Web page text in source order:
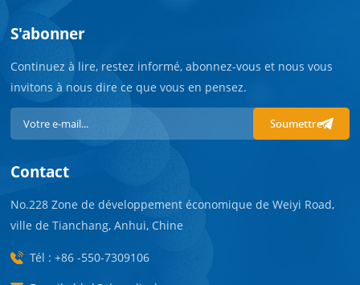
S'abonner
Continuez à lire, restez informé, abonnez-vous et nous vous
invitons à nous dire ce que vous en pensez.
Soumettre
Contact
No.228 Zone de développement économique de Weiyi Road,
ville de Tianchang, Anhui, Chine
Tél : +86 -550-7309106